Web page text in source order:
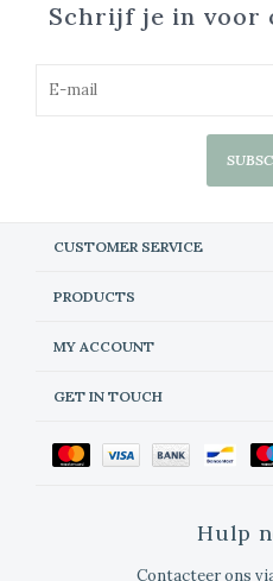
Schrijf je in voor
CUSTOMER SERVICE
PRODUCTS
MY ACCOUNT
GET IN TOUCH
Hulp
Contacteer ons